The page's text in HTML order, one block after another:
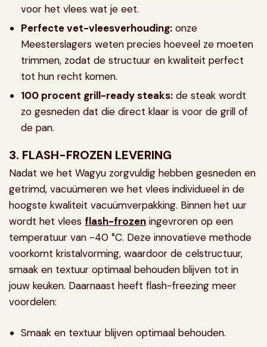
voor het vlees wat je eet.
Perfecte vet-vleesverhouding: onze
Meesterslagers weten precies hoeveel ze moeten
trimmen, zodat de structuur en kwaliteit perfect
tot hun recht komen.
100 procent grill-ready steaks: de steak wordt
zo gesneden dat die direct klaar is voor de grill of
de pan.
3. FLASH-FROZEN LEVERING
Nadat we het Wagyu zorgvuldig hebben gesneden en
getrimd, vacuümeren we het vlees individueel in de
hoogste kwaliteit vacuümverpakking. Binnen het uur
wordt het vlees flash-frozen ingevroren op een
temperatuur van -40 °C. Deze innovatieve methode
voorkomt kristalvorming, waardoor de celstructuur,
smaak en textuur optimaal behouden blijven tot in
jouw keuken. Daarnaast heeft flash-freezing meer
voordelen:
Smaak en textuur blijven optimaal behouden.